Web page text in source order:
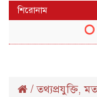
শিরোনাম
/তথ্যপ্রযুক্তি,